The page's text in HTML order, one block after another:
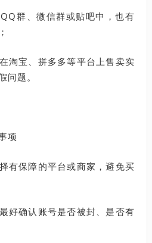
群、微信群或贴吧中，也有
淘宝、拼多多等平台上售卖实
问题。
项
有保障的平台或商家，避免买
好确认账号是否被封、是否有